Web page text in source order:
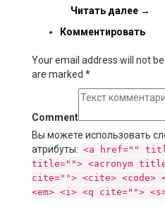
Читать далее →
Комментировать
Your email address will not
are marked *
Comment
Вы можете использовать
атрибуты: <a href=""
title=""> <acronym
cite=""> <cite> <code>
<em> <i> <q cite="">